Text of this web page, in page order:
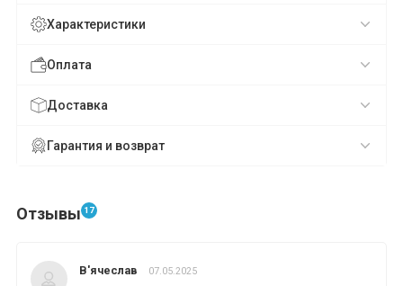
Характеристики
Оплата
Доставка
Гарантия и возврат
Отзывы 17
В'ячеслав 07.05.2025